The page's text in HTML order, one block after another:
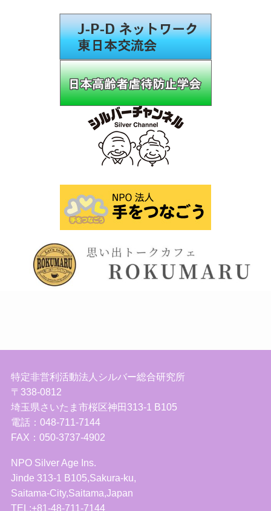
特定非営利活動法人シルバー総合研究所
〒338-0812
埼玉県さいたま市桜区神田313-1 B105
電話：048-711-7144
FAX：050-3737-4902
NPO Silver Age Ins.
Jinde 313-1 B105,Sakura-ku,
Saitama-City,Saitama,Japan
TEL:+81-48-711-7144